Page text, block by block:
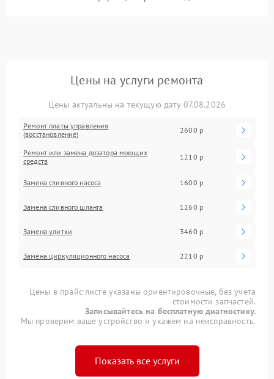
Цены на услуги ремонта
Цены актуальны на текущую дату 07.08.2026
Ремонт платы управления
(восстановление)
2600 р
Ремонт или замена дозатора моющих
средств
1210 р
Замена сливного насоса 1600 р
Замена сливного шланга 1260 р
Замена улитки 3460 р
Замена циркуляционного насоса 2210 р
Цены в прайс-листе указаны ориентировочные, без учета
стоимости запчастей.
Записывайтесь на бесплатную диагностику.
Мы проверим ваше устройство и укажем на неисправность.
Показать все услуги